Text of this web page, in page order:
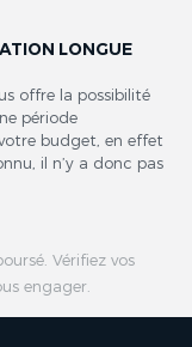
LONGUE
offre la possibilité
période
budget, en effet
il n’y a donc pas
Vérifiez vos
engager.